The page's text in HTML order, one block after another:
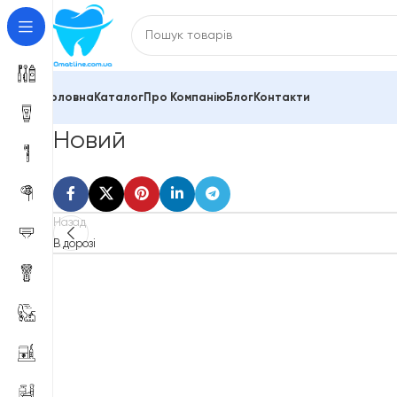
Головна КаталогПро КомпаніюБлогКонтакти
Новий
Назад
В дорозі